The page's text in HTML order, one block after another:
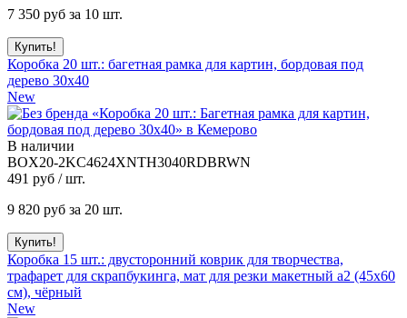
7 350 руб за 10 шт.
Коробка 20 шт.: багетная рамка для картин, бордовая под
дерево 30x40
New
В наличии
BOX20-2KC4624XNTH3040RDBRWN
491 руб / шт.
9 820 руб за 20 шт.
Коробка 15 шт.: двусторонний коврик для творчества,
трафарет для скрапбукинга, мат для резки макетный а2 (45х60
см), чёрный
New